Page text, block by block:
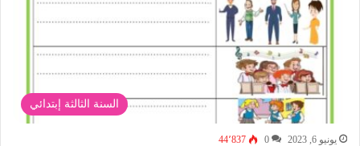
السنة الثالثة إبتدائي
يونيو 6, 2023 0 44٬837